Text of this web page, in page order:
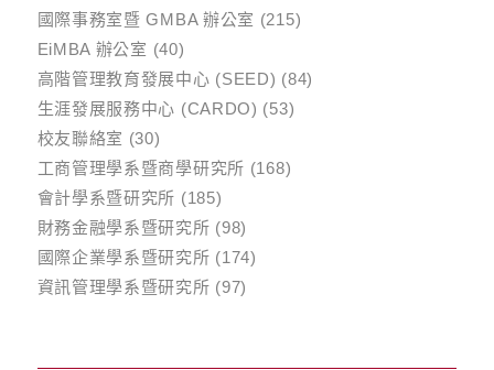
國際事務室暨 GMBA 辦公室 (215)
EiMBA 辦公室 (40)
高階管理教育發展中心 (SEED) (84)
生涯發展服務中心 (CARDO) (53)
校友聯絡室 (30)
工商管理學系暨商學研究所 (168)
會計學系暨研究所 (185)
財務金融學系暨研究所 (98)
國際企業學系暨研究所 (174)
資訊管理學系暨研究所 (97)